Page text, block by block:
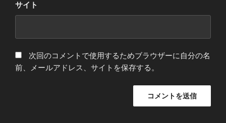
サイト
次回のコメントで使用するためブラウザーに自分の名
前、メールアドレス、サイトを保存する。